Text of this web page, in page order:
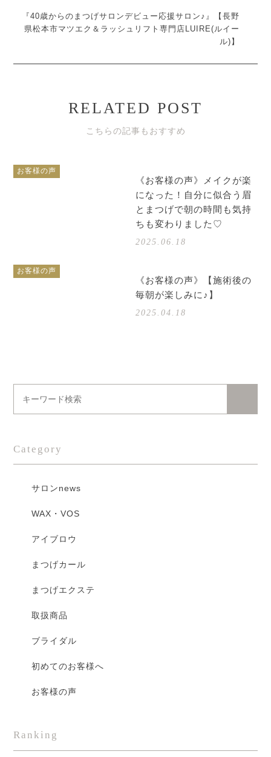
『40歳からのまつげサロンデビュー応援サロン♪』【長野
県松本市マツエク＆ラッシュリフト専門店LUIRE(ルイー
ル)】
RELATED POST
こちらの記事もおすすめ
お客様の声
《お客様の声》メイクが楽
になった！自分に似合う眉
とまつげで朝の時間も気持
ちも変わりました♡
2025.06.18
お客様の声
《お客様の声》【施術後の
毎朝が楽しみに♪】
2025.04.18
Category
サロンnews
WAX・VOS
アイブロウ
まつげカール
まつげエクステ
取扱商品
ブライダル
初めてのお客様へ
お客様の声
Ranking